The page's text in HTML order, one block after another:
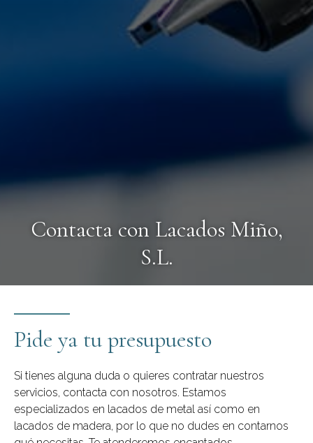
Contacta con Lacados Miño,
S.L.
Pide ya tu presupuesto
Si tienes alguna duda o quieres contratar nuestros
servicios, contacta con nosotros. Estamos
especializados en lacados de metal así como en
lacados de madera, por lo que no dudes en contarnos